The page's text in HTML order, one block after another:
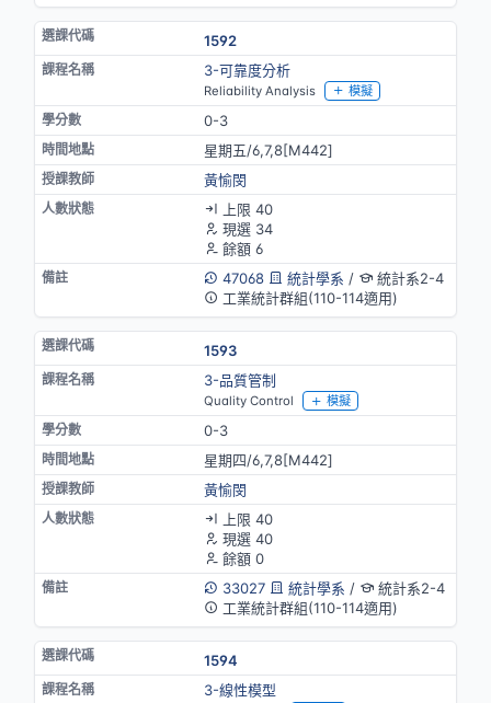
1592
3-可靠度分析
Reliability Analysis 模擬
0-3
星期五/6,7,8[M442]
黃愉閔
上限 40
現選 34
餘額 6
47068
統計學系 /
統計系2-4
工業統計群組(110-114適用)
1593
3-品質管制
Quality Control 模擬
0-3
星期四/6,7,8[M442]
黃愉閔
上限 40
現選 40
餘額 0
33027
統計學系 /
統計系2-4
工業統計群組(110-114適用)
1594
3-線性模型